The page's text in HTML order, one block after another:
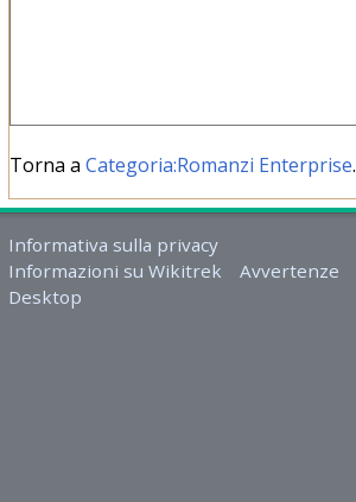
Torna a Categoria:Romanzi Enterprise.
Informativa sulla privacy
Informazioni su Wikitrek
Avvertenze
Desktop